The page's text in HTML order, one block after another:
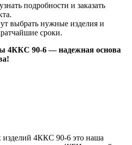
подробности и заказать
выбрать нужные изделия и
сроки.
4ККС 90-6 — надежная основа
изделий 4ККС 90-6 это наша